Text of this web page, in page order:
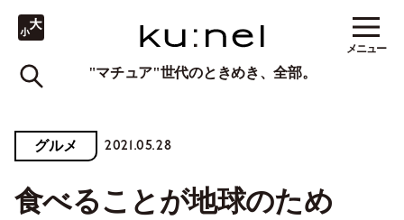
"マチュア"世代のときめき、全部。
メニュー
グルメ 2021.05.28
食べることが地球のため